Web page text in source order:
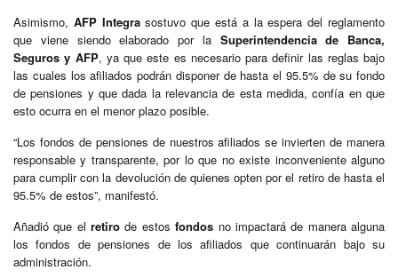
Asimismo, AFP Integrasostuvo que está a la espera del reglamento
que viene siendo elaborado por la Superintendencia de Banca,
Seguros y AFP, ya que este es necesario para definir las reglas bajo
las cuales los afiliados podrán disponer de hasta el 95.5% de su fondo
de pensiones y que dada la relevancia de esta medida, confía en que
esto ocurra en el menor plazo posible.
“Los fondos de pensiones de nuestros afiliados se invierten de manera
responsable y transparente, por lo que no existe inconveniente alguno
para cumplir con la devolución de quienes opten por el retiro de hasta el
95.5% de estos”, manifestó.
Añadió que elretiro de estosfondos no impactará de manera alguna
los fondos de pensiones de los afiliados que continuarán bajo su
administración.